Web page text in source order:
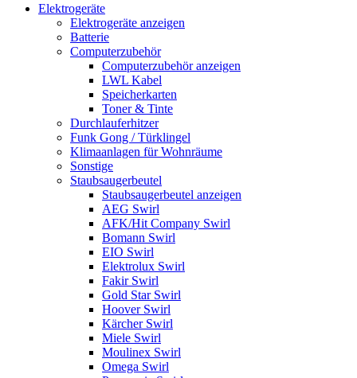
Elektrogeräte
Elektrogeräte anzeigen
Batterie
Computerzubehör
Computerzubehör anzeigen
LWL Kabel
Speicherkarten
Toner & Tinte
Durchlauferhitzer
Funk Gong / Türklingel
Klimaanlagen für Wohnräume
Sonstige
Staubsaugerbeutel
Staubsaugerbeutel anzeigen
AEG Swirl
AFK/Hit Company Swirl
Bomann Swirl
EIO Swirl
Elektrolux Swirl
Fakir Swirl
Gold Star Swirl
Hoover Swirl
Kärcher Swirl
Miele Swirl
Moulinex Swirl
Omega Swirl